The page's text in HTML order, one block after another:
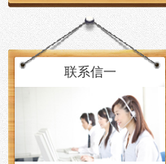
联系信一